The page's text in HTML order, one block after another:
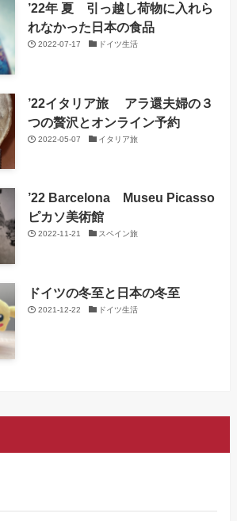
’22年 夏 引っ越し荷物に入れら
れなかった日本の食品
2022-07-17 ドイツ生活
’22イタリア旅 アラ還夫婦の３
つの贅沢とオンライン予約
2022-05-07 イタリア旅
’22 Barcelona Museu Picasso
ピカソ美術館
2022-11-21 スペイン旅
ドイツの冬至と日本の冬至
2021-12-22 ドイツ生活